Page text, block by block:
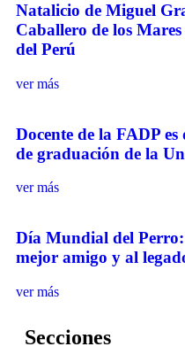
Natalicio de Miguel
Caballero de los
del Perú
ver más
Docente de la FADP
de graduación de la
ver más
Día Mundial del
mejor amigo y al
ver más
Secciones